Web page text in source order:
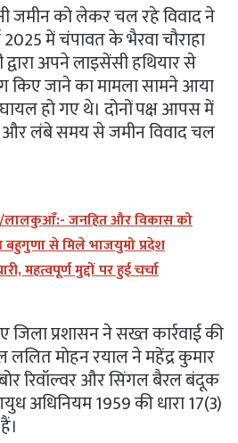
जमीन को लेकर चल रहे विवाद ने
में चंपावत के भैरवा चौराहा
द्वारा अपने लाइसेंसी हथियार से
किए जाने का मामला सामने आया
हो गए थे। दोनों पक्ष आपस में
और लंबे समय से जमीन विवाद चल
लालकुआँ:- जनहित और विकास को
बहुगुणा से मिले भाजयुमो प्रदेश
महत्वपूर्ण मुद्दों पर हुई चर्चा
प्रशासन ने सख्त कार्रवाई की
ललित मोहन रयाल ने महेंद्र कुमार
रिवॉल्वर और सिंगल बैरल बंदूक
अधिनियम 1959 की धारा 17(3)